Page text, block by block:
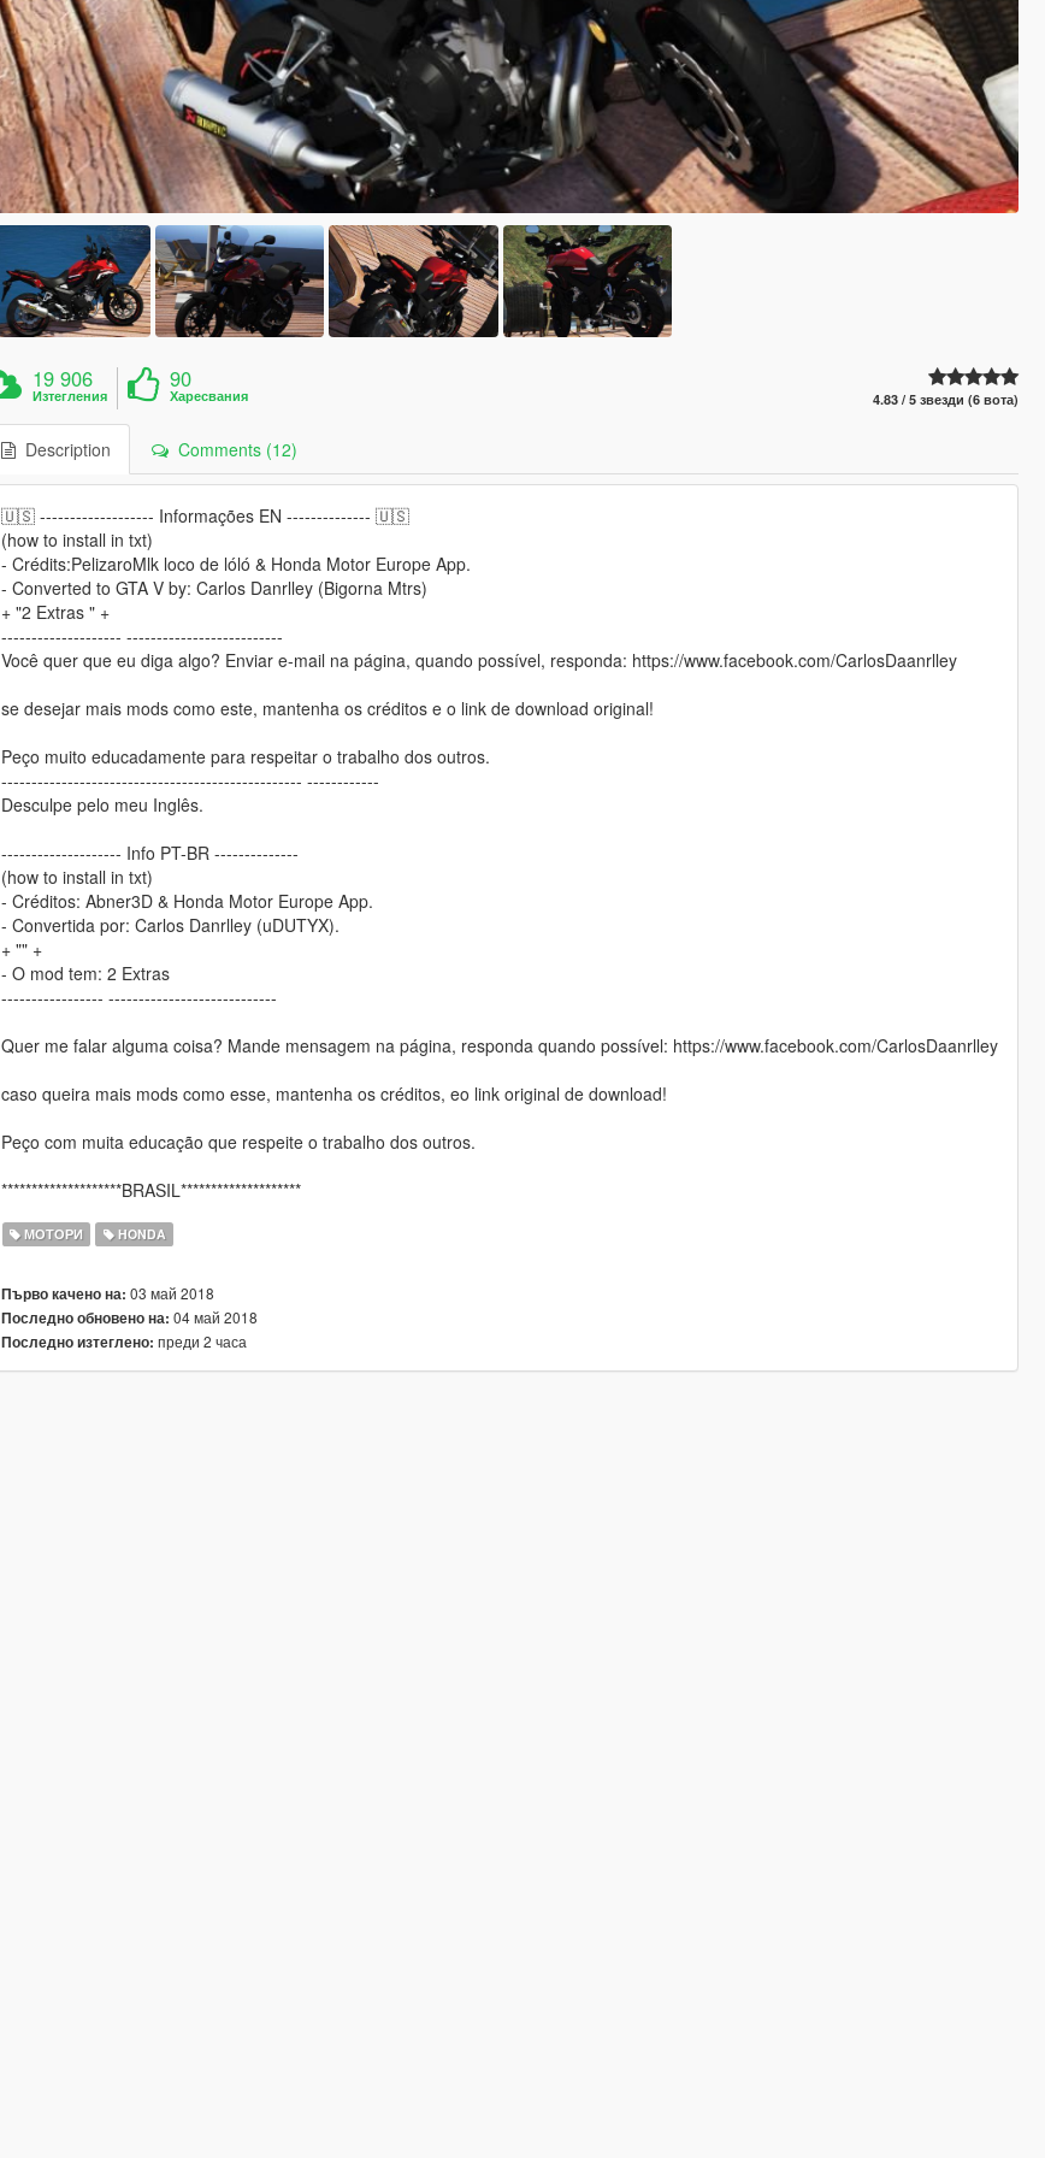
19 906
Изтегления
90
Харесвания 4.83 / 5 звезди (6 вота)
Description Comments (12)
🇺🇸 ------------------- Informações EN -------------- 🇺🇸
(how to install in txt)
- Crédits:PelizaroMlk loco de lóló & Honda Motor Europe App.
- Converted to GTA V by: Carlos Danrlley (Bigorna Mtrs)
+ "2 Extras " +
-------------------- --------------------------
Você quer que eu diga algo? Enviar e-mail na página, quando possível, responda: https://www.facebook.com/CarlosDaanrlley
se desejar mais mods como este, mantenha os créditos e o link de download original!
Peço muito educadamente para respeitar o trabalho dos outros.
-------------------------------------------------- ------------
Desculpe pelo meu Inglês.
-------------------- Info PT-BR --------------
(how to install in txt)
- Créditos: Abner3D & Honda Motor Europe App.
- Convertida por: Carlos Danrlley (uDUTYX).
+ "" +
- O mod tem: 2 Extras
----------------- ----------------------------
Quer me falar alguma coisa? Mande mensagem na página, responda quando possível: https://www.facebook.com/CarlosDaanrlley
caso queira mais mods como esse, mantenha os créditos, eo link original de download!
Peço com muita educação que respeite o trabalho dos outros.
********************BRASIL********************
МОТОРИ HONDA
Първо качено на: 03 май 2018
Последно обновено на: 04 май 2018
Последно изтеглено: преди 2 часа